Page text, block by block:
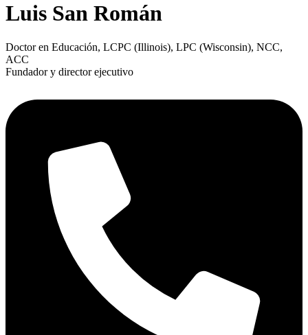
Luis San Román
Doctor en Educación, LCPC (Illinois), LPC (Wisconsin), NCC,
ACC
Fundador y director ejecutivo